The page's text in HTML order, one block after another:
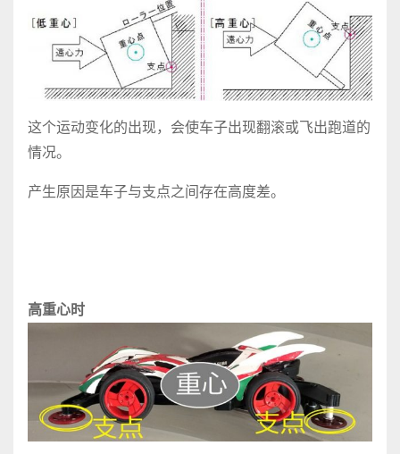
这个运动变化的出现，会使车子出现翻滚或飞出跑道的
情况。
产生原因是车子与支点之间存在高度差。
高重心时